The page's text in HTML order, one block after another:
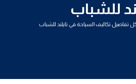
للشباب
تفاصيل تكاليف السياحة في تايلند للشباب